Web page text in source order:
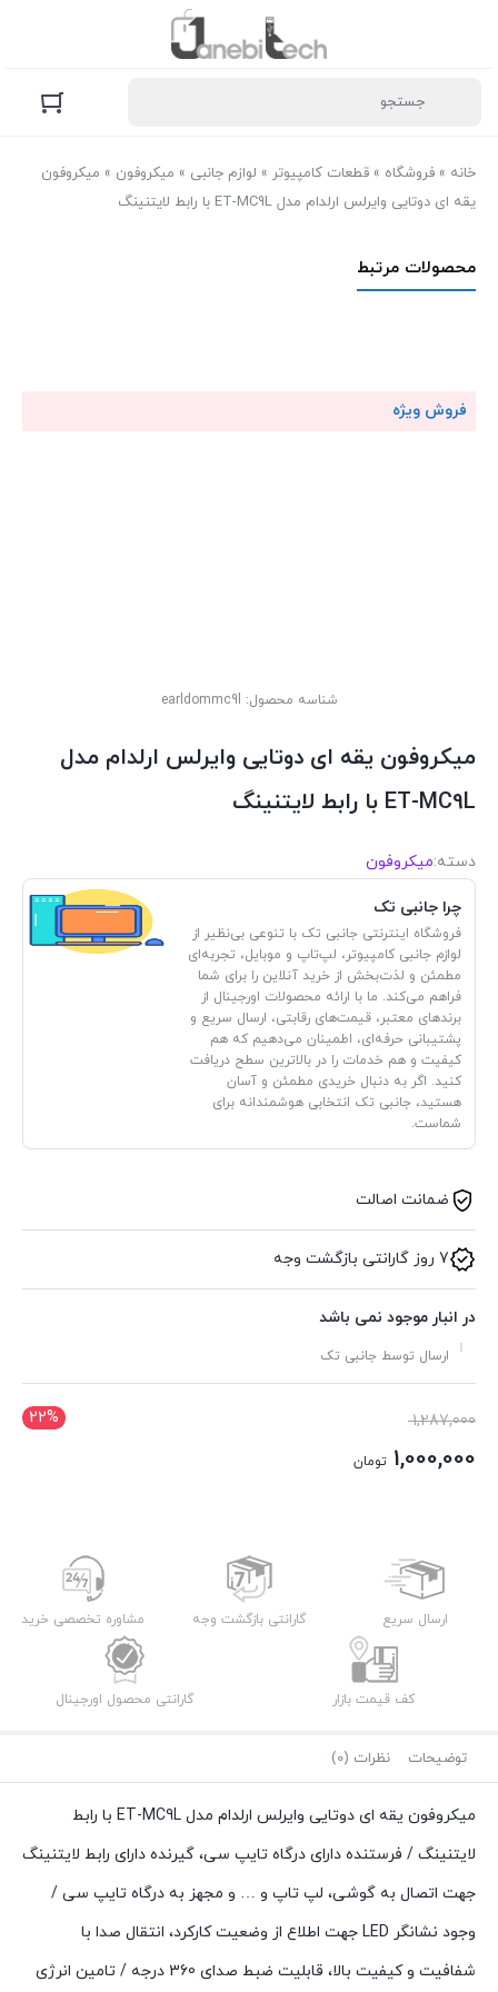
خانه » فروشگاه » قطعات کامپیوتر » لوازم جانبی » میکروفون » میکروفون
یقه ای دوتایی وایرلس ارلدام مدل ET-MC9L با رابط لایتنینگ
محصولات مرتبط
فروش ویژه
شناسه محصول: earldommc9l
میکروفون یقه ای دوتایی وایرلس ارلدام مدل
ET-MC9L با رابط لایتنینگ
دسته:میکروفون
چرا جانبی تک
فروشگاه اینترنتی جانبی تک با تنوعی بی‌نظیر از
لوازم جانبی کامپیوتر، لپ‌تاپ و موبایل، تجربه‌ای
مطمئن و لذت‌بخش از خرید آنلاین را برای شما
فراهم می‌کند. ما با ارائه محصولات اورجینال از
برندهای معتبر، قیمت‌های رقابتی، ارسال سریع و
پشتیبانی حرفه‌ای، اطمینان می‌دهیم که هم
کیفیت و هم خدمات را در بالاترین سطح دریافت
کنید. اگر به دنبال خریدی مطمئن و آسان
هستید، جانبی تک انتخابی هوشمندانه برای
شماست.
ضمانت اصالت
7 روز گارانتی بازگشت وجه
در انبار موجود نمی باشد
ارسال توسط جانبی تک
22% 1,287,000قیمت
اصلی:1,000,000 تومان
1,000,000 تومان.
ارسال سریع گارانتی بازگشت وجه مشاوره تخصصی خرید
کف قیمت بازار گارانتی محصول اورجینال
توضیحات نظرات (0)
میکروفون یقه ای دوتایی وایرلس ارلدام مدل ET-MC9L با رابط
لایتنینگ / فرستنده دارای درگاه تایپ سی، گیرنده دارای رابط لایتنینگ
جهت اتصال به گوشی، لپ تاپ و … و مجهز به درگاه تایپ سی /
وجود نشانگر LED جهت اطلاع از وضعیت کارکرد، انتقال صدا با
شفافیت و کیفیت بالا، قابلیت ضبط صدای 360 درجه / تامین انرژی